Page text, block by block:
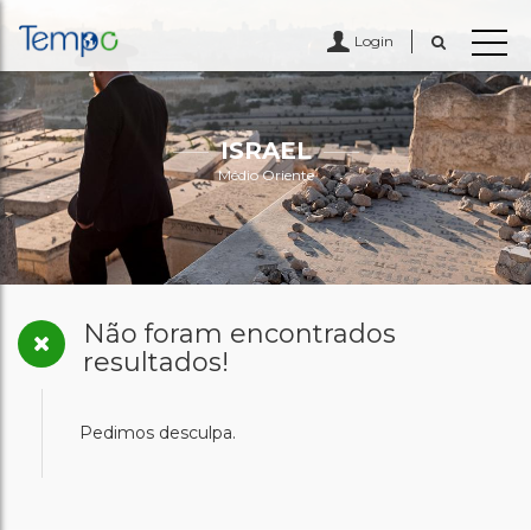
Login
ISRAEL
Médio Oriente
Não foram encontrados
resultados!
Pedimos desculpa.